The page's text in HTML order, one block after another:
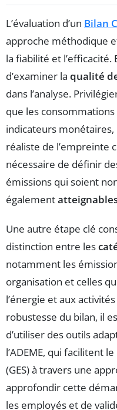
L’évaluation d’un Bilan
approche méthodique
la fiabilité et
d’examiner la qualité
dans l’analyse.
que les
indicateurs
réaliste de l’empreinte
nécessaire de définir
émissions qui soient
également
Une autre étape clé
distinction entre les
notamment les
organisation et celles
l’énergie et aux
robustesse du bilan, il
d’utiliser des outils
l’ADEME, qui facilitent
(GES) à travers une
approfondir cette
les employés et de